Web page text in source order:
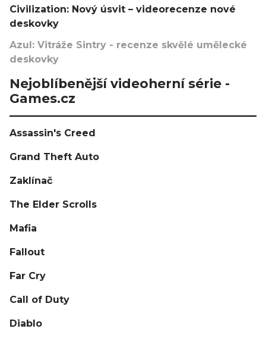
Civilization: Nový úsvit – videorecenze nové
deskovky
Azul: Vitráže Sintry - recenze skvělé umělecké
deskovky
Nejoblíbenější videoherní série -
Games.cz
Assassin's Creed
Grand Theft Auto
Zaklínač
The Elder Scrolls
Mafia
Fallout
Far Cry
Call of Duty
Diablo